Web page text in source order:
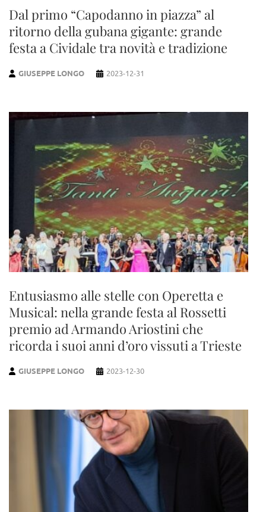
Dal primo “Capodanno in piazza” al
ritorno della gubana gigante: grande
festa a Cividale tra novità e tradizione
GIUSEPPE LONGO 2023-12-31
Entusiasmo alle stelle con Operetta e
Musical: nella grande festa al Rossetti
premio ad Armando Ariostini che
ricorda i suoi anni d’oro vissuti a Trieste
GIUSEPPE LONGO 2023-12-30